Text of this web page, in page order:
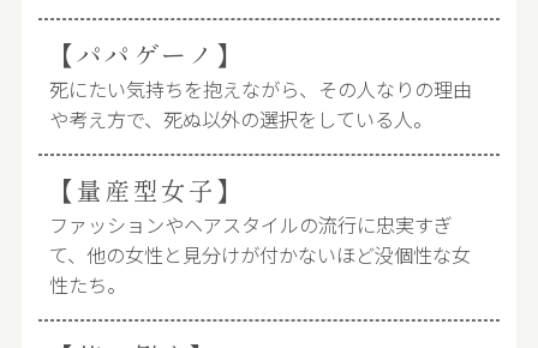
【パパゲーノ】
死にたい気持ちを抱えながら、その人なりの理由
や考え方で、死ぬ以外の選択をしている人。
【量産型女子】
ファッションやヘアスタイルの流行に忠実すぎ
て、他の女性と見分けが付かないほど没個性な女
性たち。